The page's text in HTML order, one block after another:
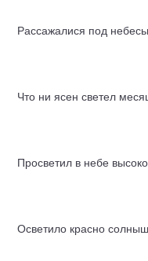
Рассажалися под
Что ни ясен светел
Просветил в небе
Осветило красно